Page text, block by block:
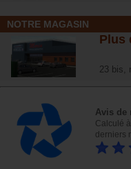
NOTRE MAGASIN
Plus
23 bis,
Avis de
Calculé
derniers